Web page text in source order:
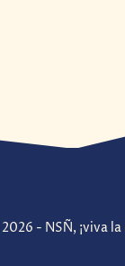
- NSÑ, ¡viva